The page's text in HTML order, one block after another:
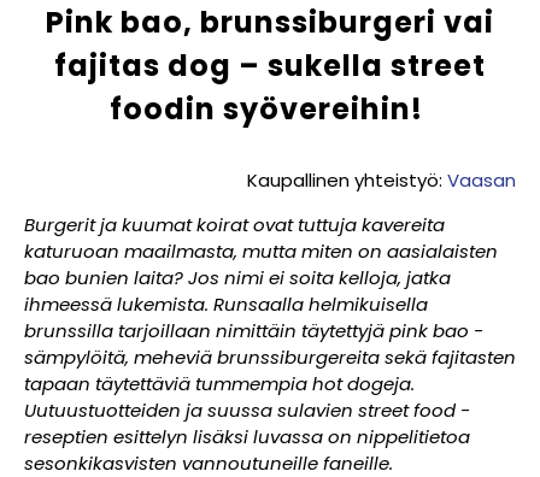
Pink bao, brunssiburgeri vai
fajitas dog – sukella street
foodin syövereihin!
Kaupallinen yhteistyö: Vaasan
Burgerit ja kuumat koirat ovat tuttuja kavereita
katuruoan maailmasta, mutta miten on aasialaisten
bao bunien laita? Jos nimi ei soita kelloja, jatka
ihmeessä lukemista. Runsaalla helmikuisella
brunssilla tarjoillaan nimittäin täytettyjä pink bao -
sämpylöitä, meheviä brunssiburgereita sekä fajitasten
tapaan täytettäviä tummempia hot dogeja.
Uutuustuotteiden ja suussa sulavien street food -
reseptien esittelyn lisäksi luvassa on nippelitietoa
sesonkikasvisten vannoutuneille faneille.